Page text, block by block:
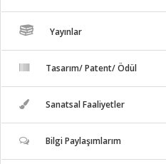
Yayınlar
Tasarım/ Patent/ Ödül
Sanatsal Faaliyetler
Bilgi Paylaşımlarım